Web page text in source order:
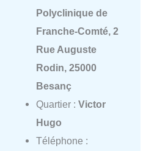
Polyclinique de
Franche-Comté, 2
Rue Auguste
Rodin, 25000
Besanç
Quartier : Victor
Hugo
Téléphone :